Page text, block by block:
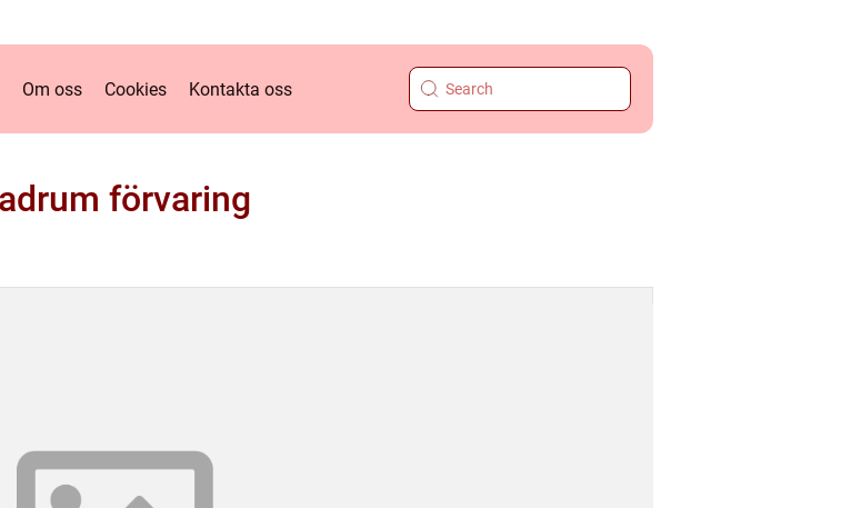
Om oss Cookies Kontakta oss
förvaring